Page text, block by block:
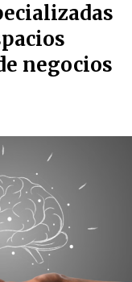
negocios